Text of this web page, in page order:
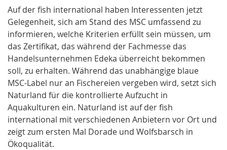
Auf der fish international haben Interessenten jetzt
Gelegenheit, sich am Stand des MSC umfassend zu
informieren, welche Kriterien erfüllt sein müssen, um
das Zertifikat, das während der Fachmesse das
Handelsunternehmen Edeka überreicht bekommen
soll, zu erhalten. Während das unabhängige blaue
MSC-Label nur an Fischereien vergeben wird, setzt sich
Naturland für die kontrollierte Aufzucht in
Aquakulturen ein. Naturland ist auf der fish
international mit verschiedenen Anbietern vor Ort und
zeigt zum ersten Mal Dorade und Wolfsbarsch in
Ökoqualität.